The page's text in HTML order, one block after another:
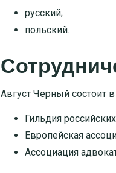
русский;
польский.
Август Черный состоит
Гильдия
Европейская
Ассоциация